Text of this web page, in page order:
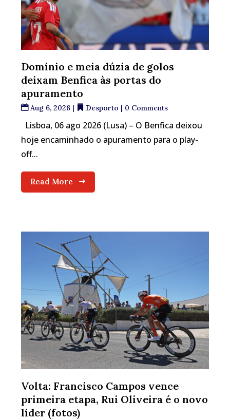
Domínio e meia dúzia de golos
deixam Benfica às portas do
apuramento
Aug 6, 2026 | Desporto | 0 Comments
Lisboa, 06 ago 2026 (Lusa) – O Benfica deixou
hoje encaminhado o apuramento para o play-
off...
Read More
Volta: Francisco Campos vence
primeira etapa, Rui Oliveira é o novo
líder (fotos)